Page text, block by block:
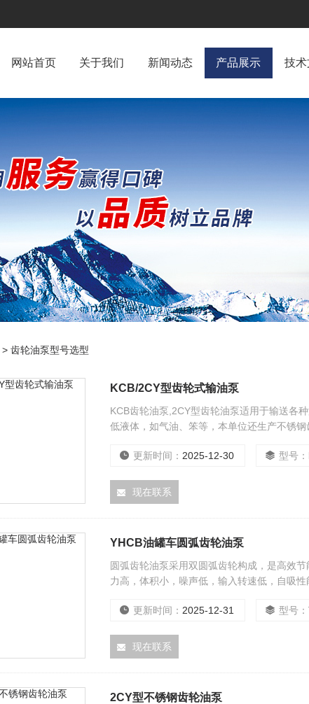
网站首页 关于我们 新闻动态 产品展示 技
> 齿轮油泵型号选型
KCB/2CY型齿轮式输油泵
KCB齿轮油泵,2CY型齿轮油泵适用于输送各
低液体，如气油、笨等，本单位还生产不锈
更新时间： 2025-12-30 型号：
现在联系
YHCB油罐车圆弧齿轮油泵
圆弧齿轮油泵采用双圆弧齿轮构成，是高效
力高，体积小，噪声低，输入转速低，自吸性
更新时间： 2025-12-31 型号：
现在联系
2CY型不锈钢齿轮油泵